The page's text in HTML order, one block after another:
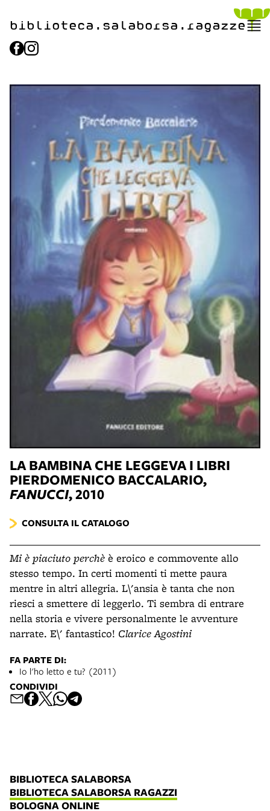
biblioteca.​salaborsa.ragazze
LA BAMBINA CHE LEGGEVA I LIBRI
PIERDOMENICO BACCALARIO,
FANUCCI, 2010
CONSULTA IL CATALOGO
Mi è piaciuto perchè è eroico e commovente allo
stesso tempo. In certi momenti ti mette paura
mentre in altri allegria. L\'ansia è tanta che non
riesci a smettere di leggerlo. Ti sembra di entrare
nella storia e vivere personalmente le avventure
narrate. E\' fantastico! Clarice Agostini
FA PARTE DI:
Io l'ho letto e tu? (2011)
CONDIVIDI
BIBLIOTECA SALABORSA
BIBLIOTECA SALABORSA RAGAZZI
BOLOGNA ONLINE